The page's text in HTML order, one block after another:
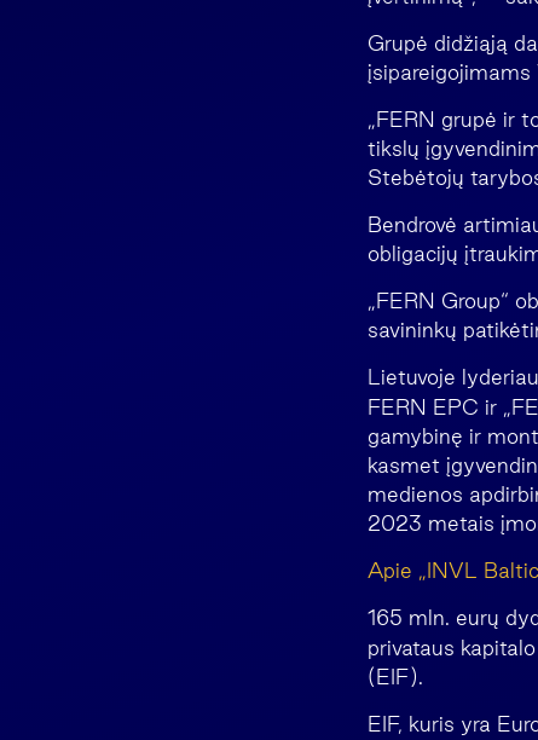
Grupė didžiąją
„FERN grupė ir
tikslų
Stebėtojų
Bendrovė
obligacijų
„FERN Group“
savininkų
Lietuvoje
FERN EPC ir
gamybinę ir
kasmet
medienos
2023 metais
Apie „INVL
165 mln. eurų
privataus
(EIF).
EIF, kuris yra